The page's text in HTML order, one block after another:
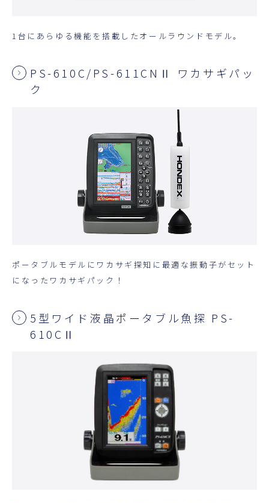
1台にあらゆる機能を搭載したオールラウンドモデル。
PS-610C/PS-611CNⅡ ワカサギパッ
ク
ポータブルモデルにワカサギ探知に最適な振動子がセット
になったワカサギパック！
5型ワイド液晶ポータブル魚探 PS-
610CⅡ